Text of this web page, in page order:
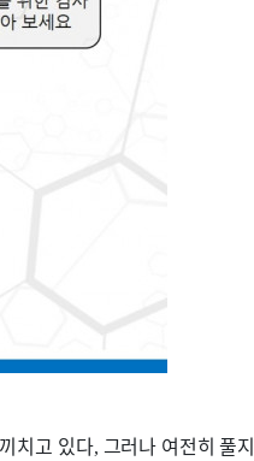
치고 있다, 그러나 여전히 풀